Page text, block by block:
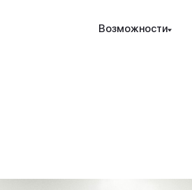
Возможности
Торговые идеи
Страхование счетов
Наведите камеру
чтобы скачать